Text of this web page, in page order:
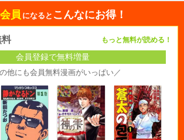
員 になると こんなにお得！
料 もっと無料が読める！
会員登録で無料増量
他にも会員無料漫画がいっぱい／